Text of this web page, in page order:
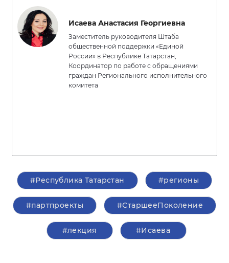
Исаева Анастасия Георгиевна
Заместитель руководителя Штаба
общественной поддержки «Единой
России» в Республике Татарстан,
Координатор по работе с обращениями
граждан Регионального исполнительного
комитета
#Республика Татарстан #регионы
#партпроекты #СтаршееПоколение
#лекция #Исаева